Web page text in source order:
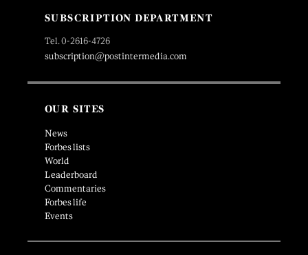
SUBSCRIPTION DEPARTMENT
Tel. 0-2616-4726
subscription@postintermedia.com
OUR SITES
News
Forbes lists
World
Leaderboard
Commentaries
Forbes life
Events